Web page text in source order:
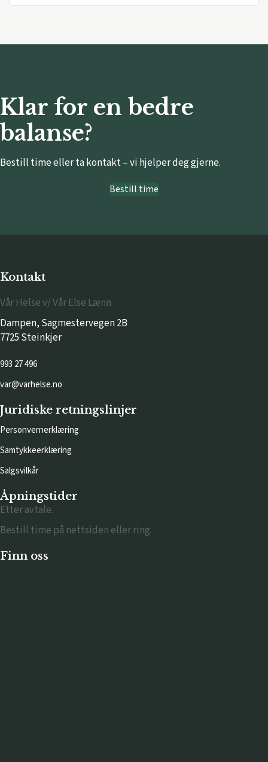
Klar for en bedre
balanse?
Bestill time eller ta kontakt – vi hjelper deg gjerne.
Bestill time
Kontakt
Vår Helse v/ Vår Else Lænn
Dampen, Sagmestervegen 2B
7725 Steinkjer
993 27 496
var@varhelse.no
Juridiske retningslinjer
Personvernerklæring
Samtykkeerklæring
Salgsvilkår
Åpningstider
Etter avtale.
Bestill time på nettsiden eller ring.
Finn oss